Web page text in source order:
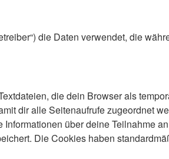
die Daten verwendet, die
die dein Browser als
dir alle Seitenaufrufe zugeordnet
über deine Teilnahme
Die Cookies haben